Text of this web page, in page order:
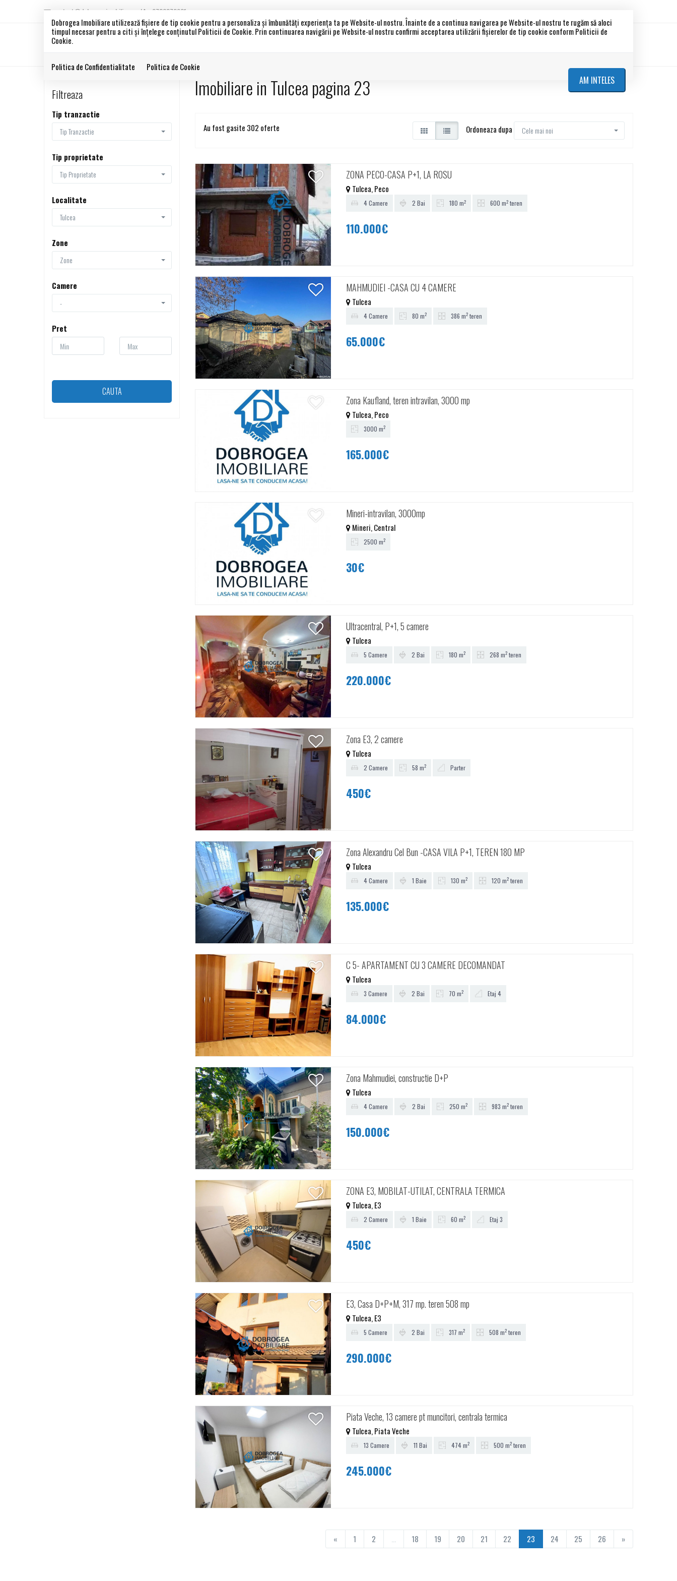
Dobrogea Imobiliare utilizează fişiere de tip cookie pentru a personaliza și îmbunătăți experiența ta pe Website-ul nostru. Înainte de a continua navigarea pe Website-ul nostru te rugăm să aloci
timpul necesar pentru a citi și înțelege conținutul Politicii de Cookie. Prin continuarea navigării pe Website-ul nostru confirmi acceptarea utilizării fişierelor de tip cookie conform Politicii de
Cookie.
Politica de Confidentialitate Politica de Cookie
AM INTELES
contact@dobrogeaimobiliare.ro 0786372901
Filtreaza
Tip tranzactie
Tip Tranzactie
Tip proprietate
Tip Proprietate
Localitate
Tulcea
Zone
Zone
Camere
-
Pret
Imobiliare in Tulcea pagina 23
Au fost gasite 302 oferte Ordoneaza dupa Cele mai noi
ZONA PECO-CASA P+1, LA ROSU
Tulcea, Peco
4 Camere 2 Bai 180 m2 600 m2 teren
110.000€
MAHMUDIEI -CASA CU 4 CAMERE
Tulcea
4 Camere 80 m2 386 m2 teren
65.000€
Zona Kaufland, teren intravilan, 3000 mp
Tulcea, Peco
3000 m2
165.000€
Mineri-intravilan, 3000mp
Mineri, Central
2500 m2
30€
Ultracentral, P+1, 5 camere
Tulcea
5 Camere 2 Bai 180 m2 268 m2 teren
220.000€
Zona E3, 2 camere
Tulcea
2 Camere 58 m2 Parter
450€
Zona Alexandru Cel Bun -CASA VILA P+1, TEREN 180 MP
Tulcea
4 Camere 1 Baie 130 m2 120 m2 teren
135.000€
C 5- APARTAMENT CU 3 CAMERE DECOMANDAT
Tulcea
3 Camere 2 Bai 70 m2 Etaj 4
84.000€
Zona Mahmudiei, constructie D+P
Tulcea
4 Camere 2 Bai 250 m2 983 m2 teren
150.000€
ZONA E3, MOBILAT-UTILAT, CENTRALA TERMICA
Tulcea, E3
2 Camere 1 Baie 60 m2 Etaj 3
450€
E3, Casa D+P+M, 317 mp. teren 508 mp
Tulcea, E3
5 Camere 2 Bai 317 m2 508 m2 teren
290.000€
Piata Veche, 13 camere pt muncitori, centrala termica
Tulcea, Piata Veche
13 Camere 11 Bai 474 m2 500 m2 teren
245.000€
« 1 2 18 19 20 21 22 23 24 25 26 »